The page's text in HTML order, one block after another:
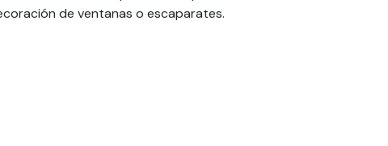
de ventanas o escaparates.